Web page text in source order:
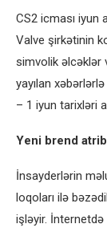
CS2 icması iyun
Valve şirkətinin
simvolik əlcəklər
yayılan
– 1 iyun tarixləri
Yeni brend
İnsayderlərin
loqoları ilə
işləyir.